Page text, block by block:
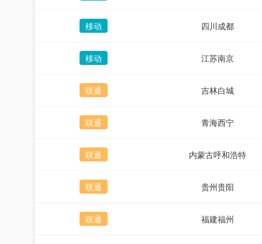
移动 四川成都
移动 江苏南京
联通 吉林白城
联通 青海西宁
联通 内蒙古呼和浩特
联通 贵州贵阳
联通 福建福州